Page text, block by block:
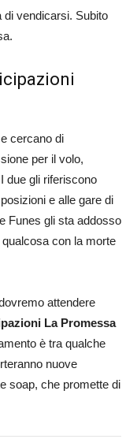
di vendicarsi. Subito
e cercano di
per il volo,
due gli riferiscono
e alle gare di
Funes gli sta addosso
con la morte
attendere
La Promessa
è tra qualche
nuove
soap, che promette di